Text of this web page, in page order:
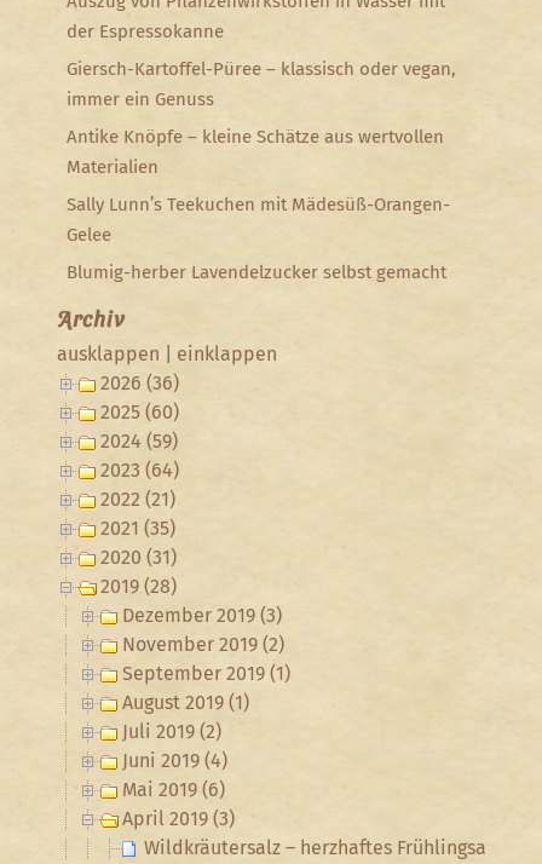
der Espressokanne
Giersch-Kartoffel-Püree – klassisch oder vegan,
immer ein Genuss
Antike Knöpfe – kleine Schätze aus wertvollen
Materialien
Sally Lunn’s Teekuchen mit Mädesüß-Orangen-
Gelee
Blumig-herber Lavendelzucker selbst gemacht
Archiv
ausklappen
einklappen
2026 (36)
2025 (60)
2024 (59)
2023 (64)
2022 (21)
2021 (35)
2020 (31)
2019 (28)
Dezember 2019 (3)
November 2019 (2)
September 2019 (1)
August 2019 (1)
Juli 2019 (2)
Juni 2019 (4)
Mai 2019 (6)
April 2019 (3)
Wildkräutersalz – herzhaftes Frühlingsaroma